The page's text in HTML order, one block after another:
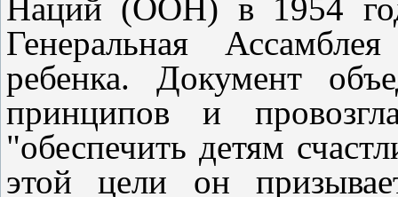
Наций (ООН) в 1954
Генеральная
ребенка. Документ
принципов и
"обеспечить детям
этой цели он